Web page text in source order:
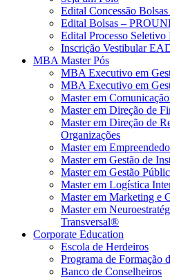
Edital Concessão
Edital Bolsas –
Edital Processo Seletivo
Inscrição Vestibular
MBA Master Pós
MBA Executivo em
MBA Executivo em
Master em
Master em Direção de
Master em Direção de
Organizações
Master em
Master em Gestão de
Master em Gestão
Master em Logística
Master em Marketing e
Master em
Transversal®
Corporate Education
Escola de Herdeiros
Programa de Formação
Banco de Conselheiros